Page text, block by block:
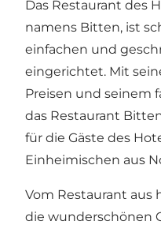
Das Restaurant des
namens Bitten, ist
einfachen und
eingerichtet. Mit
Preisen und seinem
das Restaurant
für die Gäste des
Einheimischen aus
Vom Restaurant aus
die wunderschönen